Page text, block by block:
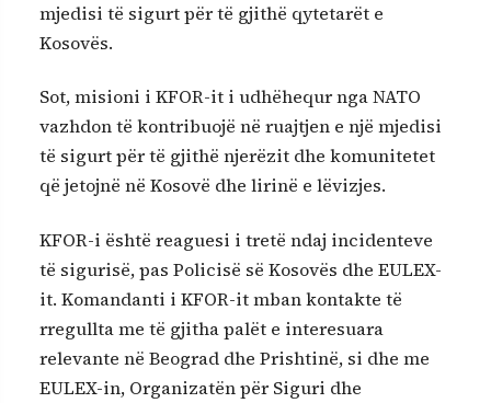
mjedisi të sigurt për të gjithë qytetarët e
Kosovës.
Sot, misioni i KFOR-it i udhëhequr nga NATO
vazhdon të kontribuojë në ruajtjen e një mjedisi
të sigurt për të gjithë njerëzit dhe komunitetet
që jetojnë në Kosovë dhe lirinë e lëvizjes.
KFOR-i është reaguesi i tretë ndaj incidenteve
të sigurisë, pas Policisë së Kosovës dhe EULEX-
it. Komandanti i KFOR-it mban kontakte të
rregullta me të gjitha palët e interesuara
relevante në Beograd dhe Prishtinë, si dhe me
EULEX-in, Organizatën për Siguri dhe